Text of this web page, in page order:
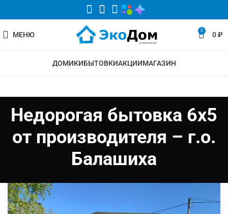
МЕНЮ 0 0₽
ДОМИКИБЫТОВКИАКЦИИМАГАЗИН
Недорогая бытовка 6х5
от производителя – г.о.
Балашиха